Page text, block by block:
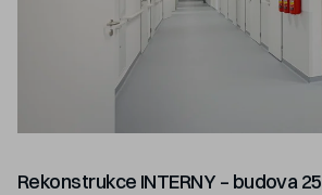
Rekonstrukce INTERNY – budova